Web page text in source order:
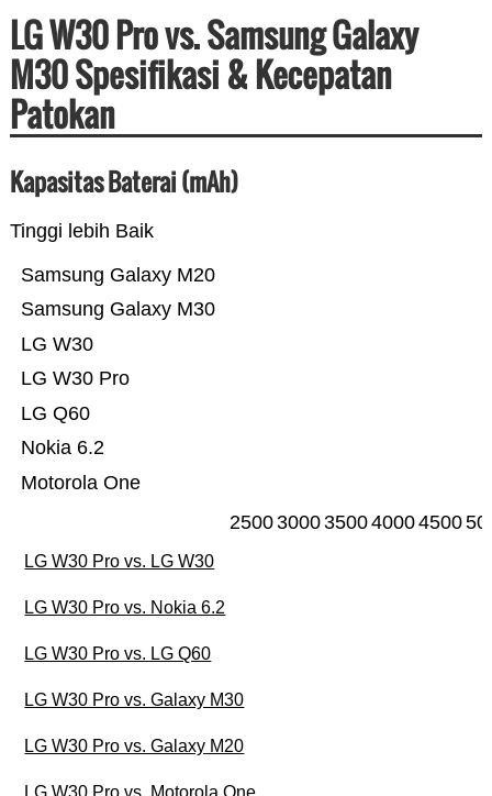
LG W30 Pro vs. Samsung Galaxy
M30 Spesifikasi & Kecepatan
Patokan
Kapasitas Baterai (mAh)
Tinggi lebih Baik
Motorola One
Nokia 6.2
LG Q60
LG W30 Pro
LG W30
Samsung Galaxy M30
Samsung Galaxy M20
25003000350040004500
LG W30 Pro vs. LG W30
LG W30 Pro vs. Nokia 6.2
LG W30 Pro vs. LG Q60
LG W30 Pro vs. Galaxy M30
LG W30 Pro vs. Galaxy M20
LG W30 Pro vs. Motorola One